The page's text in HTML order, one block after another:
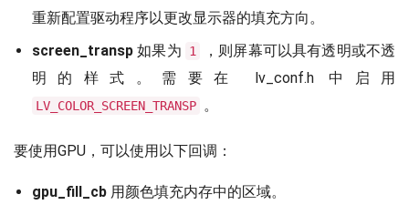
重新配置驱动程序以更改显示器的填充方向。
screen_transp 如果为 1
，则屏幕可以具有透明或不透
明的样式。需要在 lv_conf.h 中启用
LV_COLOR_SCREEN_TRANSP 。
要使用GPU，可以使用以下回调：
gpu_fill_cb 用颜色填充内存中的区域。